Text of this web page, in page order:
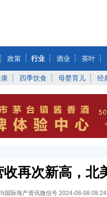
政策 行业 酒业 茶叶
四季饮食 母婴育儿 经
收再次新高，北
国际海产资讯微信号 2024-08-08